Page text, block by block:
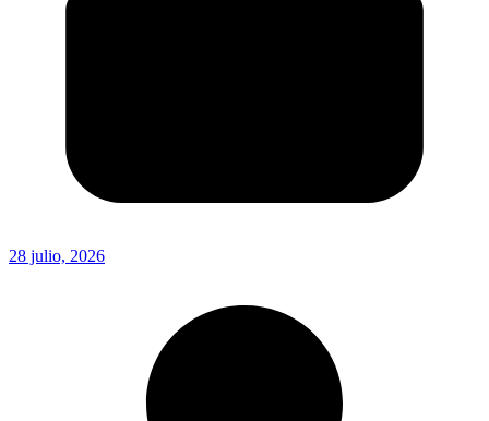
28 julio, 2026